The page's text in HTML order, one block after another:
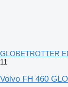
GLOBETROTTER
11
Volvo FH 460